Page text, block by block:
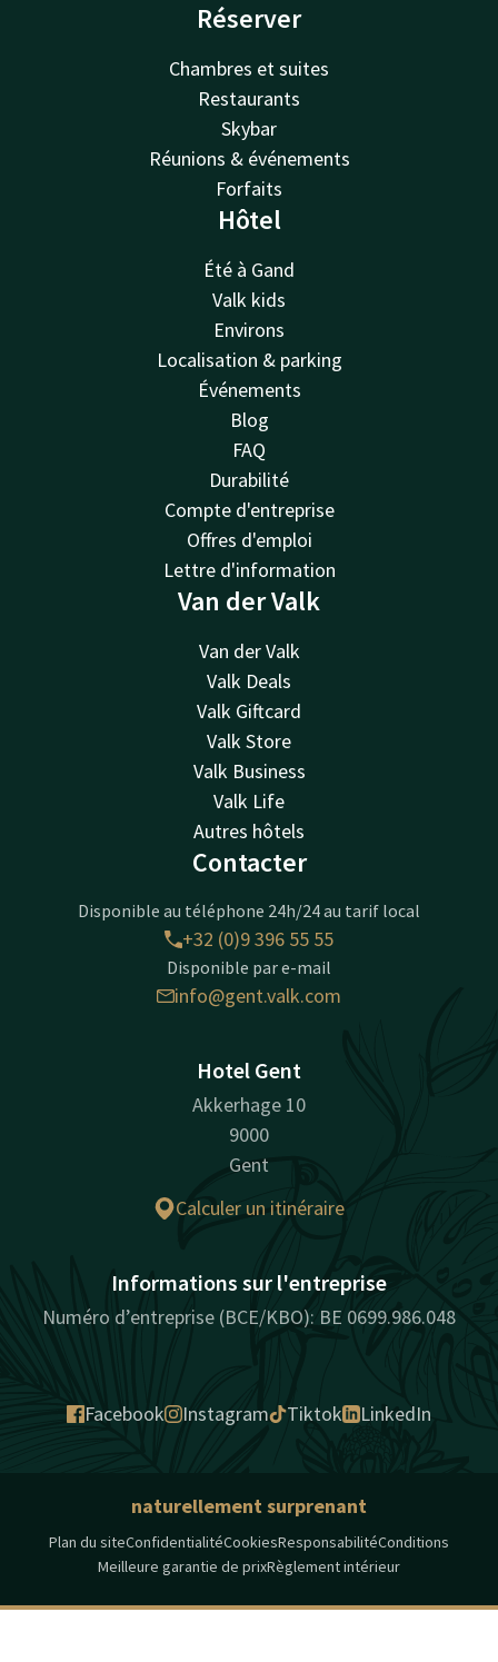
Réserver
Chambres et suites
Restaurants
Skybar
Réunions & événements
Forfaits
Hôtel
Été à Gand
Valk kids
Environs
Localisation & parking
Événements
Blog
FAQ
Durabilité
Compte d'entreprise
Offres d'emploi
Lettre d'information
Van der Valk
Van der Valk
Valk Deals
Valk Giftcard
Valk Store
Valk Business
Valk Life
Autres hôtels
Contacter
Disponible au téléphone 24h/24 au tarif local
+32 (0)9 396 55 55
Disponible par e-mail
info@gent.valk.com
Hotel Gent
Akkerhage 10
9000
Gent
Calculer un itinéraire
Informations sur l'entreprise
Numéro d’entreprise (BCE/KBO): BE 0699.986.048
Facebook Instagram Tiktok LinkedIn
naturellement surprenant
Plan du siteConfidentialitéCookiesResponsabilitéConditions
Meilleure garantie de prixRèglement intérieur